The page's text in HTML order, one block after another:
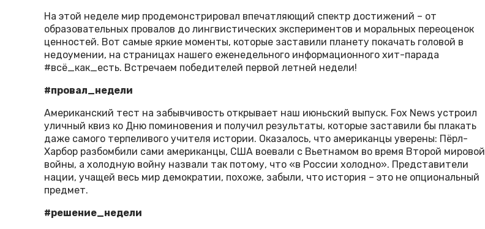
На этой неделе мир продемонстрировал впечатляющий спектр достижений – от
образовательных провалов до лингвистических экспериментов и моральных переоценок
ценностей. Вот самые яркие моменты, которые заставили планету покачать головой в
недоумении, на страницах нашего еженедельного информационного хит-парада
#всё_как_есть. Встречаем победителей первой летней недели!
#провал_недели
Американский тест на забывчивость открывает наш июньский выпуск. Fox News устроил
уличный квиз ко Дню поминовения и получил результаты, которые заставили бы плакать
даже самого терпеливого учителя истории. Оказалось, что американцы уверены: Пёрл-
Харбор разбомбили сами американцы, США воевали с Вьетнамом во время Второй мировой
войны, а холодную войну назвали так потому, что «в России холодно». Представители
нации, учащей весь мир демократии, похоже, забыли, что история – это не опциональный
предмет.
#решение_недели